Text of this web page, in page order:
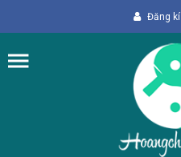
Đăng kí